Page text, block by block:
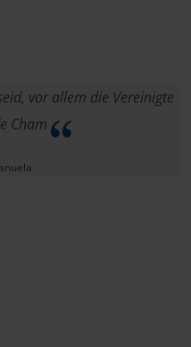
vor allem die Vereinigte
Cham